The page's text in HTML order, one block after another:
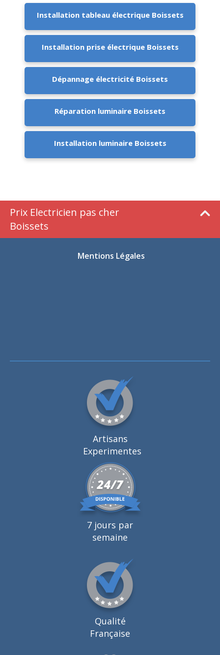
Installation tableau électrique Boissets
Installation prise électrique Boissets
Dépannage électricité Boissets
Réparation luminaire Boissets
Installation luminaire Boissets
Prix Electricien pas cher
Boissets
Mentions Légales
Artisans
Experimentes
7 jours par
semaine
Qualité
Française